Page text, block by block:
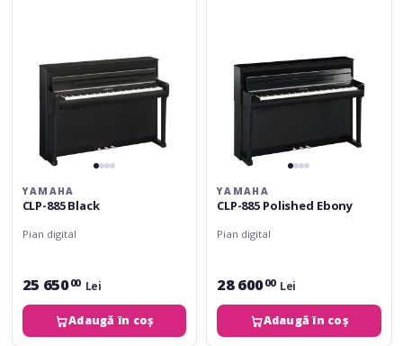
YAMAHA
CLP-885 Black
Pian digital
25 65000 Lei
Adaugă în coș
YAMAHA
CLP-885 Polished Ebony
Pian digital
28 60000 Lei
Adaugă în coș